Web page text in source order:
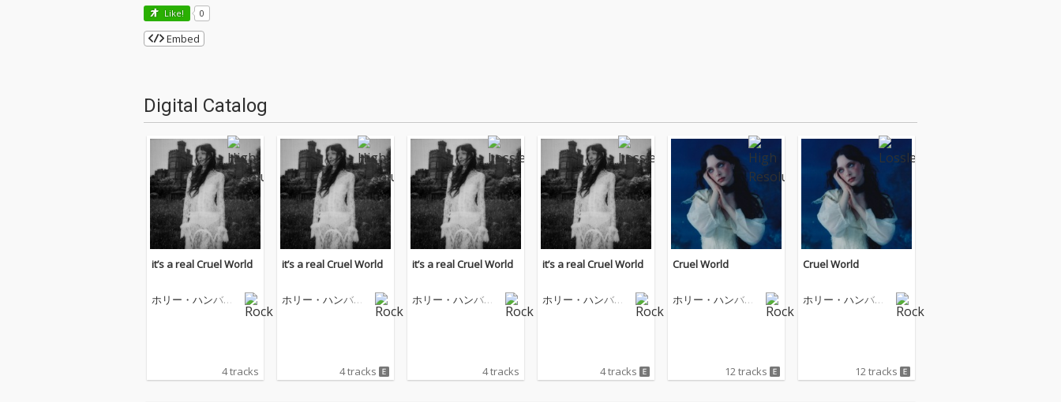
Like! 0
Embed
Digital Catalog
it’s a real Cruel World
ホリー・ハンバー
4 tracks
it’s a real Cruel World
ホリー・ハンバー
4 tracks
it’s a real Cruel World
ホリー・ハンバー
4 tracks
it’s a real Cruel World
ホリー・ハンバー
4 tracks
Cruel World
ホリー・ハンバー
12 tracks
Cruel World
ホリー・ハンバー
12 tracks